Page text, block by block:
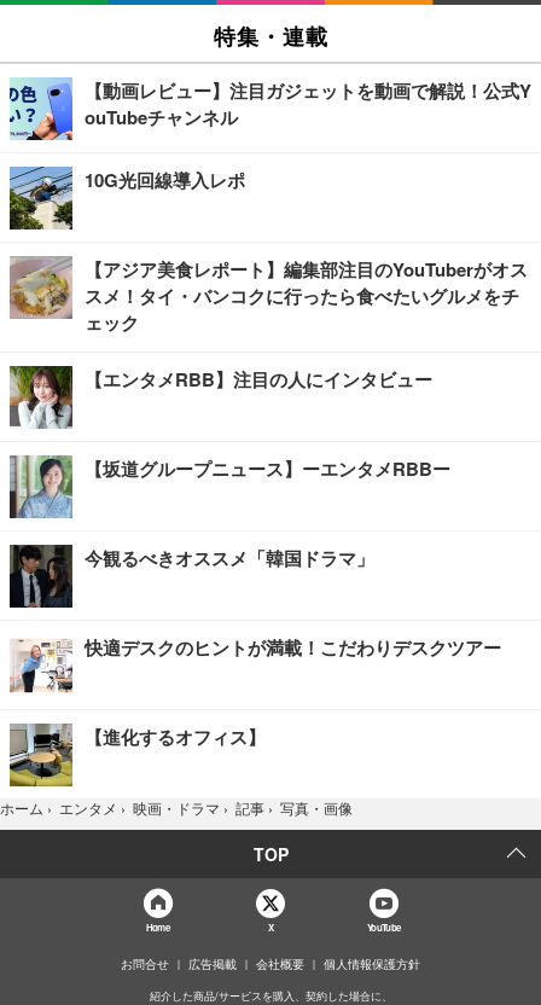
特集・連載
【動画レビュー】注目ガジェットを動画で解説！公式Y
ouTubeチャンネル
10G光回線導入レポ
【アジア美食レポート】編集部注目のYouTuberがオス
スメ！タイ・バンコクに行ったら食べたいグルメをチ
ェック
【エンタメRBB】注目の人にインタビュー
【坂道グループニュース】ーエンタメRBBー
今観るべきオススメ「韓国ドラマ」
快適デスクのヒントが満載！こだわりデスクツアー
【進化するオフィス】
ホーム › エンタメ › 映画・ドラマ › 記事 › 写真・画像
TOP
Home X YouTube
お問合せ 広告掲載 会社概要 個人情報保護方針
紹介した商品/サービスを購入、契約した場合に、